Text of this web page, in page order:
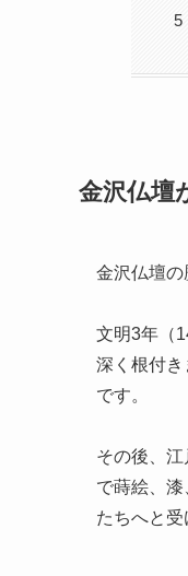
金沢仏壇
金沢仏壇の
文明3年（
深く根付
です。
その後、
で蒔絵、
たちへと受